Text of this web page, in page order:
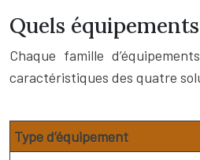
Quels
Chaque famille
caractéristiques des quatre
Type d’équipement